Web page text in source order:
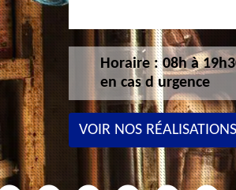
Horaire : 08h à
en cas d urgence
VOIR NOS RÉALISATIONS